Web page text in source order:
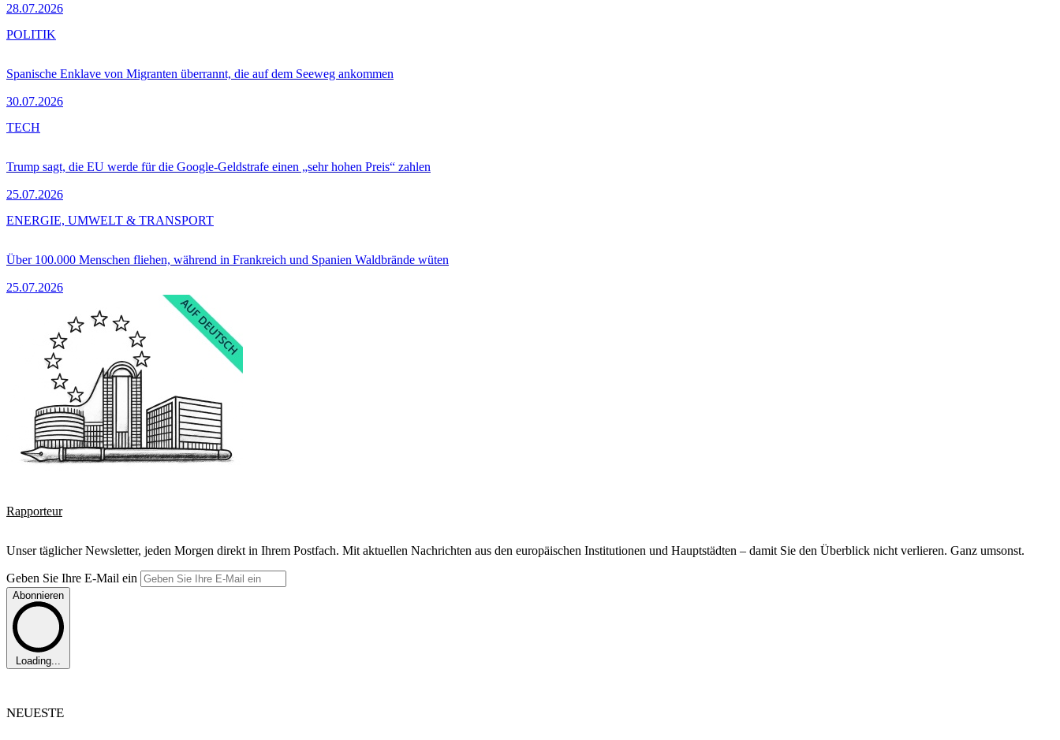
28.07.2026
Spanische Enklave von Migranten überrannt, die auf dem Seeweg ankommen
30.07.2026
POLITIK
Trump sagt, die EU werde für die Google-Geldstrafe einen „sehr hohen Preis“ zahlen
25.07.2026
TECH
Über 100.000 Menschen fliehen, während in Frankreich und Spanien Waldbrände wüten
25.07.2026
ENERGIE, UMWELT & TRANSPORT
Rapporteur
Unser täglicher Newsletter, jeden Morgen direkt in Ihrem Postfach. Mit aktuellen Nachrichten aus den europäischen Institutionen und Hauptstädten – damit Sie den Überblick nicht verlieren. Ganz umsonst.
Geben Sie Ihre E-Mail ein
Abonnieren
Loading...
NEUESTE